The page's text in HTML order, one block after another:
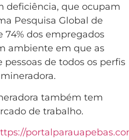
deficiência, que ocupam
Pesquisa Global de
74% dos empregados
ambiente em que as
de todos os perfis
também tem
de trabalho.